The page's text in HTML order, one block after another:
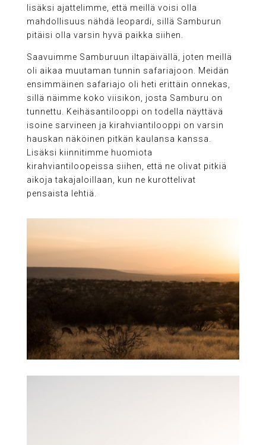
lisäksi ajattelimme, että meillä voisi olla
mahdollisuus nähdä leopardi, sillä Samburun
pitäisi olla varsin hyvä paikka siihen.
Saavuimme Samburuun iltapäivällä, joten meillä
oli aikaa muutaman tunnin safariajoon. Meidän
ensimmäinen safariajo oli heti erittäin onnekas,
sillä näimme koko viisikon, josta Samburu on
tunnettu. Keihäsantilooppi on todella näyttävä
isoine sarvineen ja kirahviantilooppi on varsin
hauskan näköinen pitkän kaulansa kanssa.
Lisäksi kiinnitimme huomiota
kirahviantiloopeissa siihen, että ne olivat pitkiä
aikoja takajaloillaan, kun ne kurottelivat
pensaista lehtiä.